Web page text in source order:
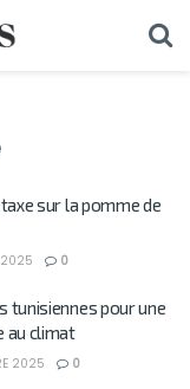
taxe sur la pomme de
2025 0
tunisiennes pour une
au climat
2025 0